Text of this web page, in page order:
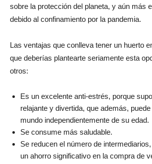
sobre la protección del planeta, y aún más
debido al confinamiento por la pandemia.
Las ventajas que conlleva tener un huerto
que deberías plantearte seriamente esta
otros:
Es un excelente anti-estrés, porque
relajante y divertida, que además,
mundo independientemente de su edad.
Se consume más saludable.
Se reducen el número de
un ahorro significativo en la compra de